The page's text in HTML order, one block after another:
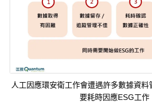
人工因應環安衛工作會遭遇許多數據資料
要耗時因應ESG工作